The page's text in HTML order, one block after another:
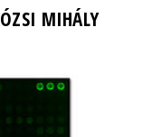
MIHÁLY